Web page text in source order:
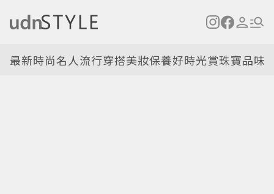
最新時尚名人流行穿搭美妝保養好時光賞珠寶品味